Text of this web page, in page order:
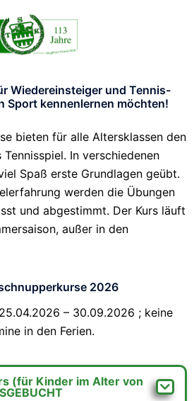
Wiedereinsteiger und Tennis-
Sport kennenlernen möchten!
bieten für alle Altersklassen den
In verschiedenen
Spaß erste Grundlagen geübt.
werden die Übungen
und abgestimmt. Der Kurs läuft
außer in den
2026
– 30.09.2026 ; keine
in den Ferien.
(für Kinder im Alter von